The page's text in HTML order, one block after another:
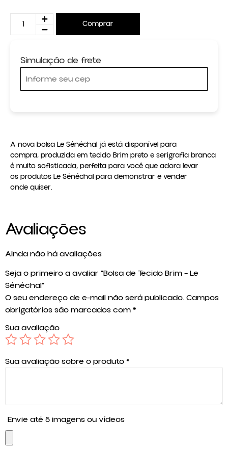
Comprar
Simulação de frete
A nova bolsa Le Sénéchal já está disponível para
compra, produzida em tecido Brim preto e serigrafia branca
é muito sofisticada, perfeita para você que adora levar
os produtos Le Sénéchal para demonstrar e vender
onde quiser.
Avaliações
Ainda não há avaliações
Seja o primeiro a avaliar “Bolsa de Tecido Brim – Le
Sénéchal”
O seu endereço de e-mail não será publicado.Campos
obrigatórios são marcados com*
Sua avaliação
Sua avaliação sobre o produto*
Envie até 5 imagens ou vídeos